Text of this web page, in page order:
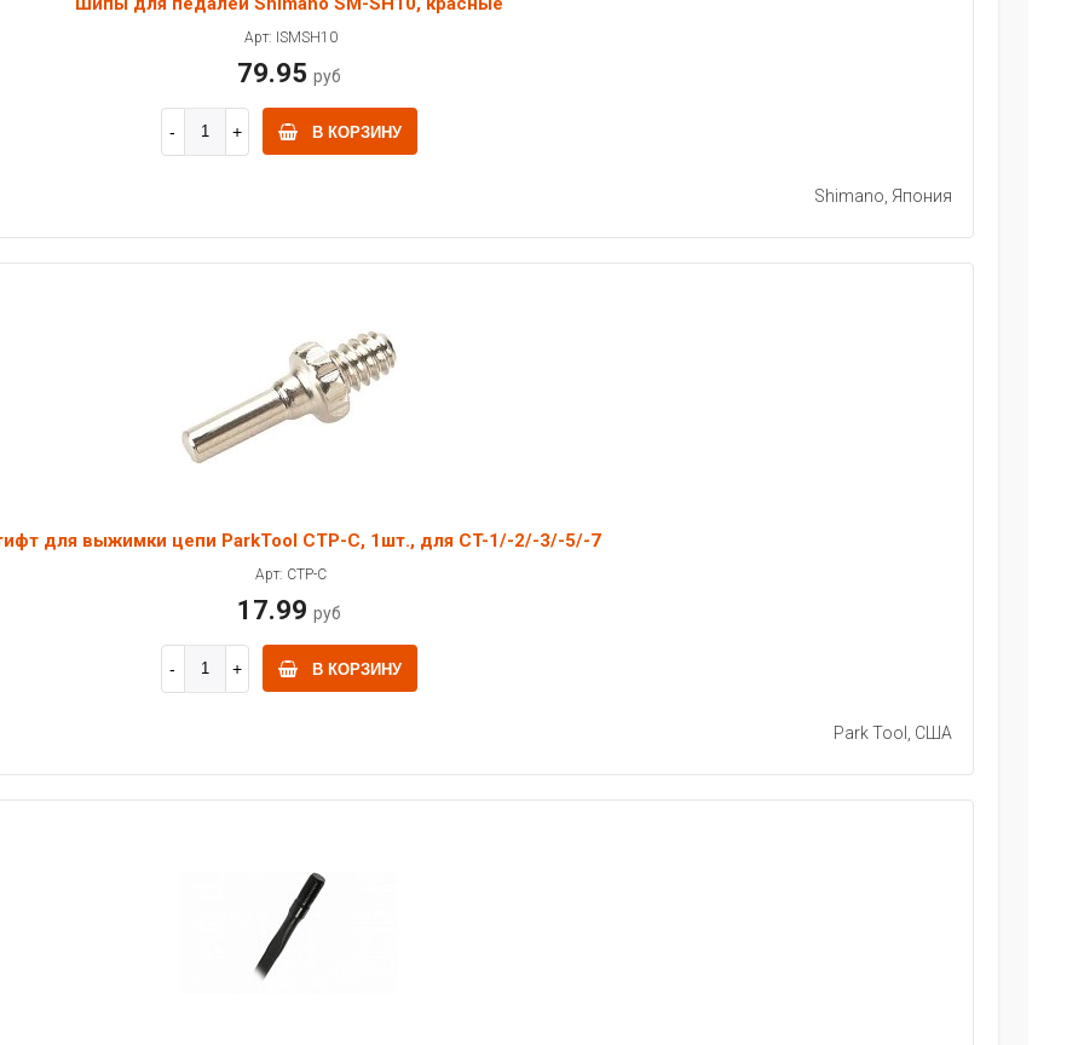
Арт: ISMSH10
79.95 руб
В КОРЗИНУ
Shimano, Япония
для выжимки цепи ParkTool CTP-C, 1шт., для CT-1/-2/-3/-5/-7
Арт: CTP-C
17.99 руб
В КОРЗИНУ
Park Tool, США